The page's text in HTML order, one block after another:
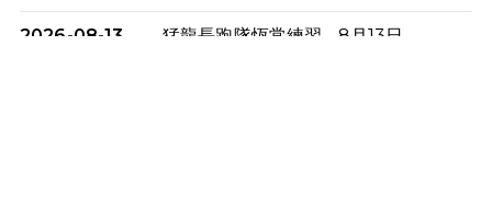
2026-08-13
猛龍長跑隊恆常練習 - 8月13日